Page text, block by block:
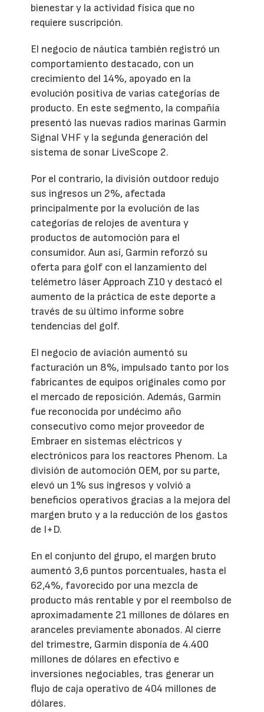
bienestar y la actividad física que no
requiere suscripción.
El negocio de náutica también registró un
comportamiento destacado, con un
crecimiento del 14%, apoyado en la
evolución positiva de varias categorías de
producto. En este segmento, la compañía
presentó las nuevas radios marinas Garmin
Signal VHF y la segunda generación del
sistema de sonar LiveScope 2.
Por el contrario, la división outdoor redujo
sus ingresos un 2%, afectada
principalmente por la evolución de las
categorías de relojes de aventura y
productos de automoción para el
consumidor. Aun así, Garmin reforzó su
oferta para golf con el lanzamiento del
telémetro láser Approach Z10 y destacó el
aumento de la práctica de este deporte a
través de su último informe sobre
tendencias del golf.
El negocio de aviación aumentó su
facturación un 8%, impulsado tanto por los
fabricantes de equipos originales como por
el mercado de reposición. Además, Garmin
fue reconocida por undécimo año
consecutivo como mejor proveedor de
Embraer en sistemas eléctricos y
electrónicos para los reactores Phenom. La
división de automoción OEM, por su parte,
elevó un 1% sus ingresos y volvió a
beneficios operativos gracias a la mejora del
margen bruto y a la reducción de los gastos
de I+D.
En el conjunto del grupo, el margen bruto
aumentó 3,6 puntos porcentuales, hasta el
62,4%, favorecido por una mezcla de
producto más rentable y por el reembolso de
aproximadamente 21 millones de dólares en
aranceles previamente abonados. Al cierre
del trimestre, Garmin disponía de 4.400
millones de dólares en efectivo e
inversiones negociables, tras generar un
flujo de caja operativo de 404 millones de
dólares.